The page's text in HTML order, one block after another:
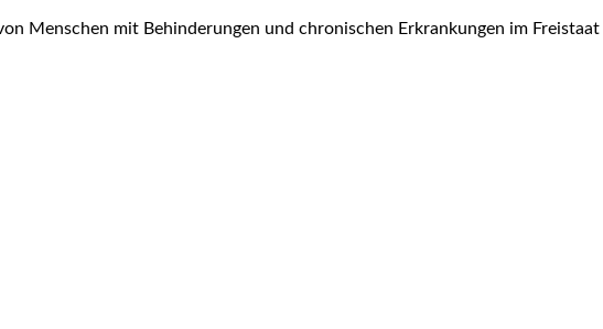
Menschen mit Behinderungen und chronischen Erkrankungen im Freistaat